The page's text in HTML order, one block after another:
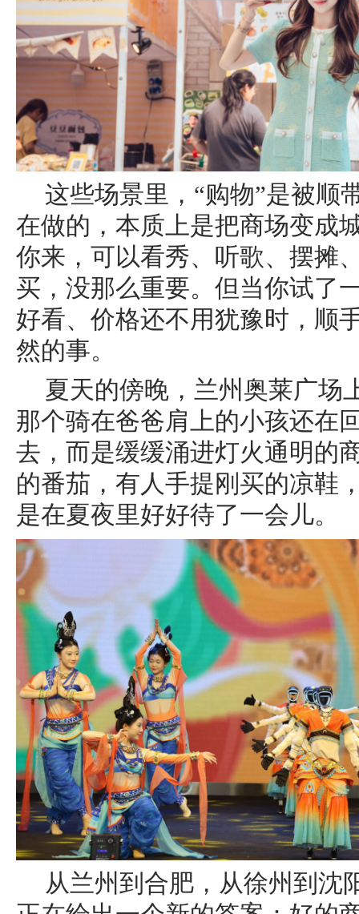
这些场景里，“购物”是被顺
在做的，本质上是把商场变
你来，可以看秀、听歌、摆摊
买，没那么重要。但当你试了
好看、价格还不用犹豫时，顺
然的事。
夏天的傍晚，兰州奥莱广场
那个骑在爸爸肩上的小孩还在
去，而是缓缓涌进灯火通明的
的番茄，有人手提刚买的凉鞋
是在夏夜里好好待了一会儿。
从兰州到合肥，从徐州到沈